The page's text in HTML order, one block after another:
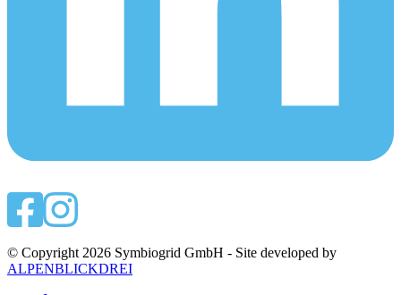
© Copyright 2026 Symbiogrid GmbH - Site developed by
ALPENBLICKDREI